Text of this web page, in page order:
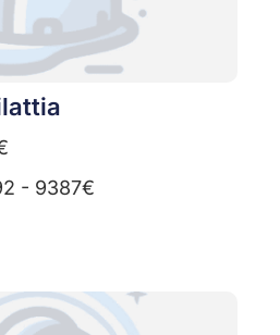
- 9387€